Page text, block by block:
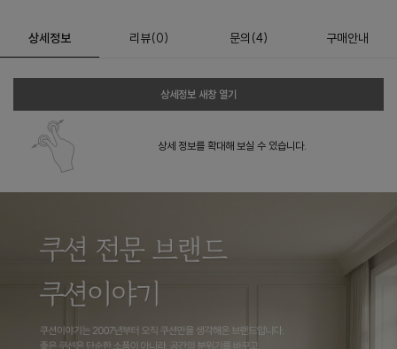
상세정보 리뷰(0) 문의 (4) 구매안내
상세정보 새창 열기
상세 정보를 확대해 보실 수 있습니다.